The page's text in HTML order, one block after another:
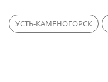
УСТЬ-КАМЕНОГОРСК